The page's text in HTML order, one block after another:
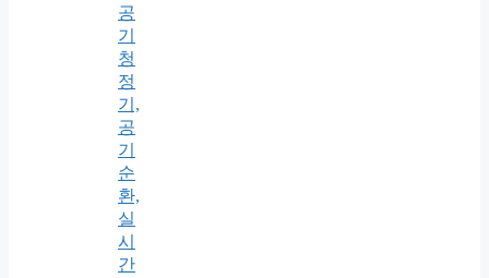
공
기
청
정
기,
공
기
순
환,
실
시
간